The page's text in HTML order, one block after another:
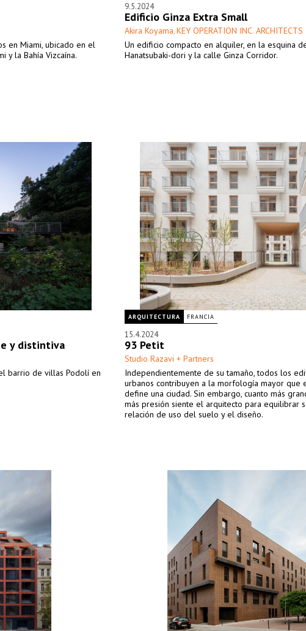
en Miami, ubicado en el
y la Bahía Vizcaína.
9.5.2024
Edificio Ginza Extra Small
Akira Koyama, KEY OPERATION INC. ARCHITECTS
Un edificio compacto en alquiler, en la esquina
Hanatsubaki-dori y la calle Ginza Corridor.
y distintiva
barrio de villas Podolí en
ARQUITECTURA FRANCIA
15.4.2024
93 Petit
Studio Razavi + Partners
Independientemente de su tamaño, todos los
urbanos contribuyen a la morfología mayor que
define una ciudad. Sin embargo, cuanto más
más presión siente el arquitecto para equilibrar
relación de uso del suelo y el diseño.